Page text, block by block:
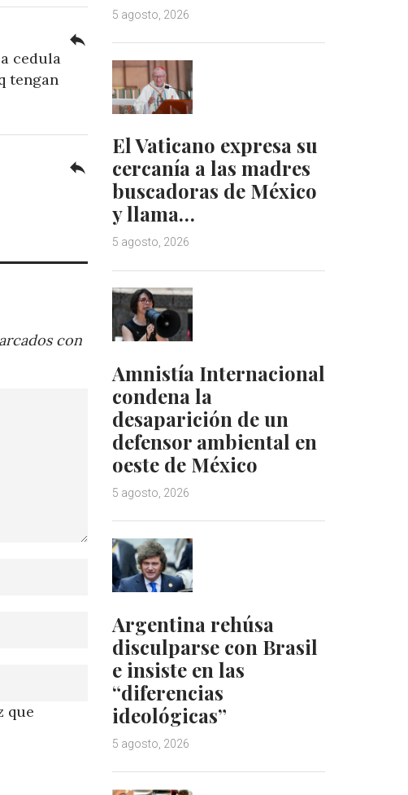
cedula
tengan
reply
reply
con
que
5 agosto, 2026
El Vaticano expresa su
cercanía a las madres
buscadoras de México
y llama…
5 agosto, 2026
Amnistía Internacional
condena la
desaparición de un
defensor ambiental en
oeste de México
5 agosto, 2026
Argentina rehúsa
disculparse con Brasil
e insiste en las
“diferencias
ideológicas”
5 agosto, 2026